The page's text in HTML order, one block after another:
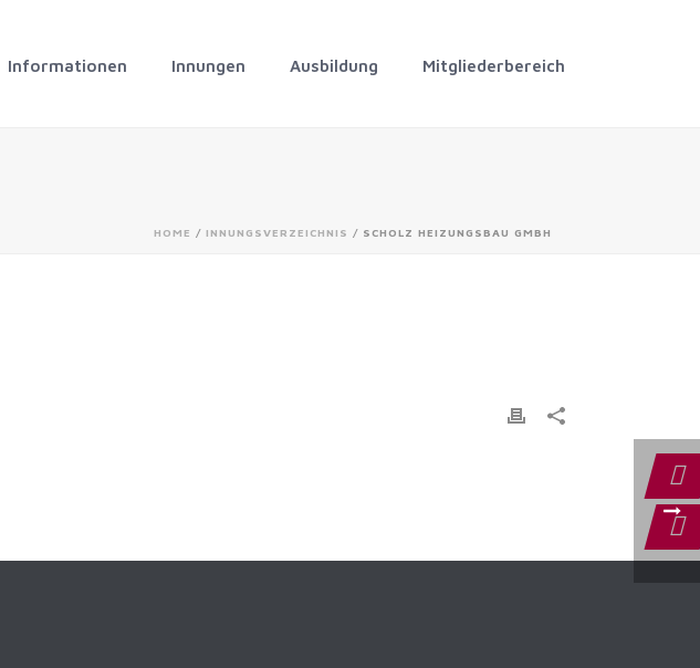
Informationen Innungen Ausbildung Mitgliederbereich
HOME / INNUNGSVERZEICHNIS / SCHOLZ HEIZUNGSBAU GMBH